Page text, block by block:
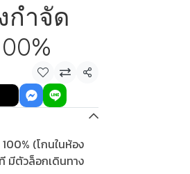
กำจัด
แชร์
(โกนในห้อง
มีตัวล็อกเดินทาง